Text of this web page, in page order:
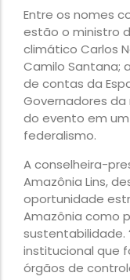
Entre os nomes
estão o ministro
climático Carlos
Camilo Santana;
de contas da
Governadores
do evento em
federalismo.
A conselheira-
Amazônia Lins,
oportunidade
Amazônia como
sustentabilidade.
institucional que
órgãos de